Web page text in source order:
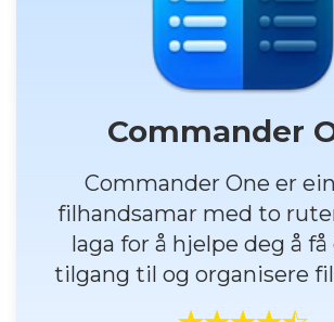
Commander
Commander One er
filhandsamar med to
laga for å hjelpe deg å
tilgang til og organisere